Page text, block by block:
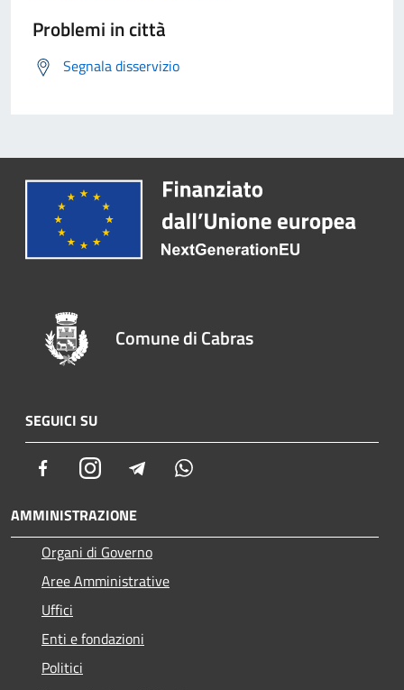
Problemi in città
Segnala disservizio
Comune di Cabras
SEGUICI SU
FacebookInstagram Telegram
AMMINISTRAZIONE
Organi di Governo
Aree Amministrative
Uffici
Enti e fondazioni
Politici